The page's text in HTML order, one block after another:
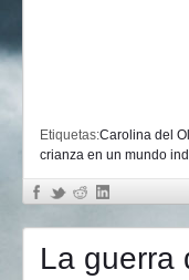
Etiquetas:Carolina del
crianza en un mundo
La guerra